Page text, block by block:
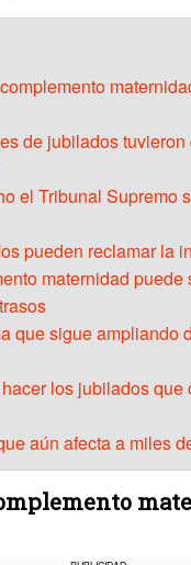
de jubilados
el Tribunal Supremo
pueden reclamar la
maternidad puede
que sigue ampliando
los jubilados que
aún afecta a miles